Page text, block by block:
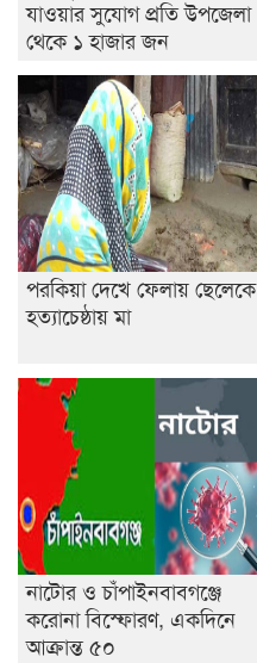
যাওয়ার সুযোগ প্রতি উপজেলা
থেকে ১ হাজার জন
পরকিয়া দেখে ফেলায় ছেলেকে
হত্যাচেষ্ঠায় মা
নাটোর ও চাঁপাইনবাবগঞ্জে
করোনা বিস্ফোরণ, একদিনে
আক্রান্ত ৫০